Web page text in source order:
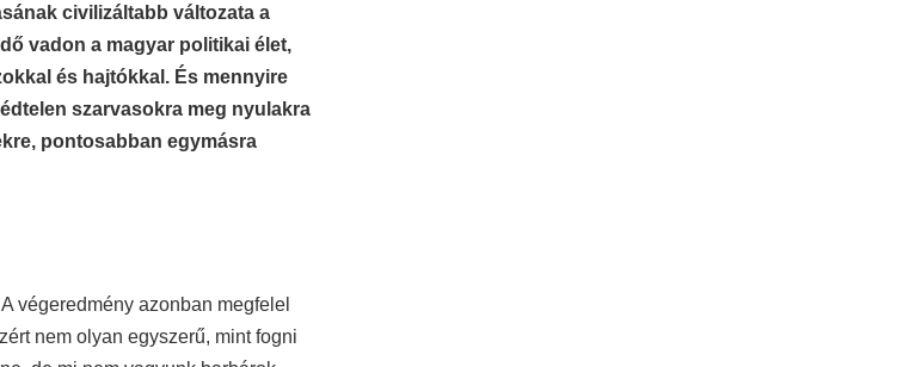
civilizáltabb változata a
vadon a magyar politikai élet,
és hajtókkal. És mennyire
szarvasokra meg nyulakra
pontosabban egymásra
végeredmény azonban megfelel
nem olyan egyszerű, mint fogni